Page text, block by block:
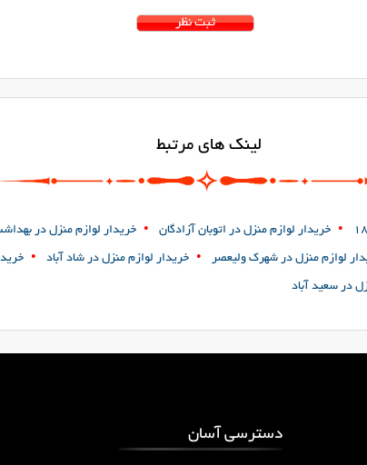
لینک های مرتبط
• خریدار لوازم منزل در اتوبان آزادگان • خریدار لوازم منزل در
لوازم منزل در شهرک ولیعصر • خریدار لوازم منزل در شاد آباد •
در سعید آباد
دسترسی آسان